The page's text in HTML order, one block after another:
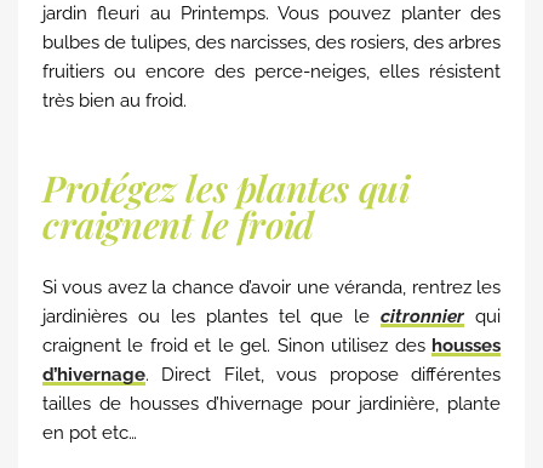
jardin fleuri au Printemps. Vous pouvez planter des
bulbes de tulipes, des narcisses, des rosiers, des arbres
fruitiers ou encore des perce-neiges, elles résistent
très bien au froid.
Protégez les plantes qui
craignent le froid
Si vous avez la chance d’avoir une véranda, rentrez les
jardinières ou les plantes tel que lecitronnier qui
craignent le froid et le gel. Sinon utilisez des housses
d’hivernage. Direct Filet, vous propose différentes
tailles de housses d’hivernage pour jardinière, plante
en pot etc…